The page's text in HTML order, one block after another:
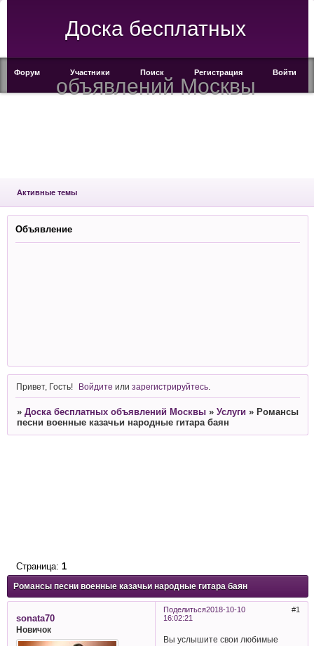
Доска бесплатных
объявлений Москвы
Форум Участники Поиск Регистрация Войти
Активные темы
Объявление
Привет, Гость! Войдите илизарегистрируйтесь
» Доска бесплатных объявлений Москвы » Услуги » Романсы
песни военные казачьи народные гитара баян
Романсы песни военные казачьи народные гитара баян
Страница: 1
Поделиться 1
2018-10-10
16:02:21
sonata70
Новичок
Вы услышите свои любимые